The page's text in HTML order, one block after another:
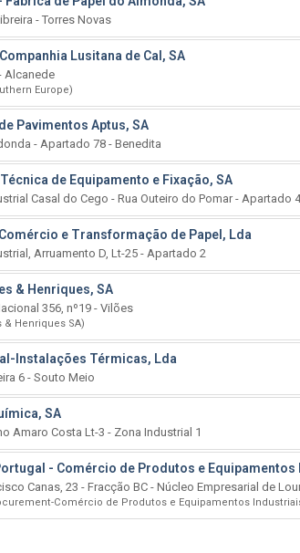
- Torres Novas
Lusitana de Cal, SA
Alcanede
Europe)
Pavimentos Aptus, SA
- Apartado 78 - Benedita
de Equipamento e Fixação, SA
Casal do Cego - Rua Outeiro do Pomar - Apartado
e Transformação de Papel, Lda
Arruamento D, Lt-25 - Apartado 2
& Henriques, SA
356, nº19 - Vilões
& Henriques SA)
Instalações Térmicas, Lda
6 - Souto Meio
SA
Amaro Costa Lt-3 - Zona Industrial 1
- Comércio de Produtos e
Canas, 23 - Fracção BC - Núcleo Empresarial de
Comércio de Produtos e Equipamentos